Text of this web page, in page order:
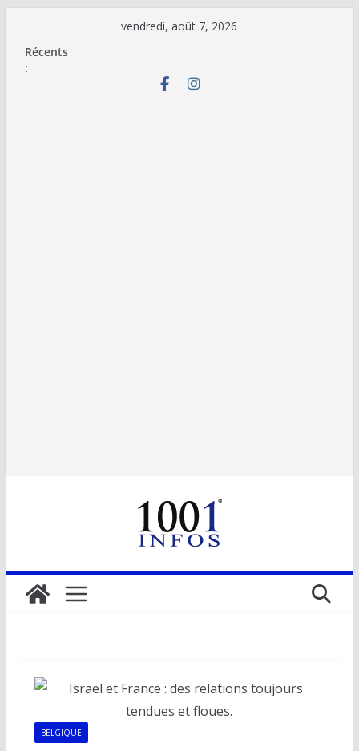
contenu
vendredi, août 7, 2026
Récents
:
BELGIQUE